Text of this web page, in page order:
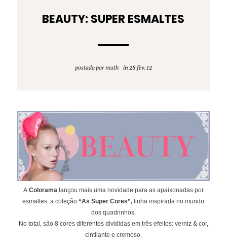
BEAUTY: SUPER ESMALTES
postado pormath 28 fev. 12
A Coloramalançou mais uma novidade para as apaixonadas por
esmaltes: a coleção “As Super Cores”, linha inspirada no mundo
dos quadrinhos.
No total, são 8 cores diferentes divididas em três efeitos: verniz & cor,
cintilante e cremoso.